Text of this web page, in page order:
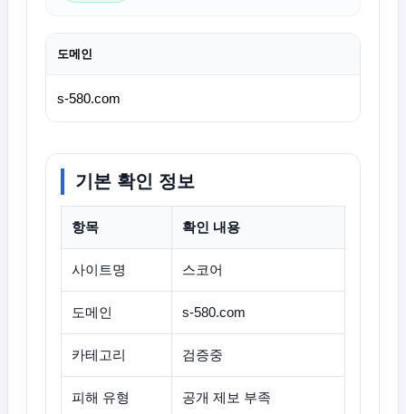
도메인
s-580.com
기본 확인 정보
항목 확인 내용
사이트명 스코어
도메인 s-580.com
카테고리 검증중
피해 유형 공개 제보 부족